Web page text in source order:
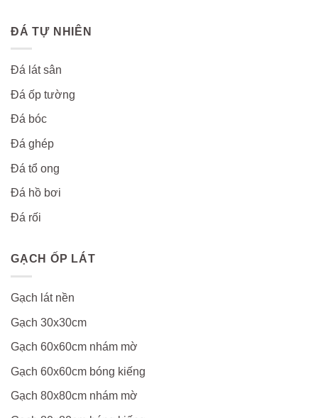
ĐÁ TỰ NHIÊN
Đá lát sân
Đá ốp tường
Đá bóc
Đá ghép
Đá tổ ong
Đá hồ bơi
Đá rối
GẠCH ỐP LÁT
Gạch lát nền
Gạch 30x30cm
Gạch 60x60cm nhám mờ
Gạch 60x60cm bóng kiếng
Gạch 80x80cm nhám mờ